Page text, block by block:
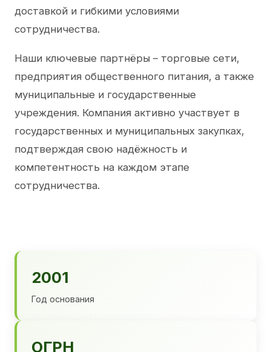
доставкой и гибкими условиями
сотрудничества.
Наши ключевые партнёры – торговые сети,
предприятия общественного питания, а также
муниципальные и государственные
учреждения. Компания активно участвует в
государственных и муниципальных закупках,
подтверждая свою надёжность и
компетентность на каждом этапе
сотрудничества.
2001
Год основания
ОГРН